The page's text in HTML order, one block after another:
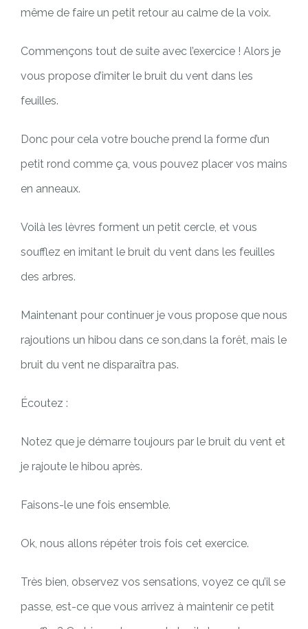
même de faire un petit retour au calme de la voix.
Commençons tout de suite avec l’exercice ! Alors je
vous propose d’imiter le bruit du vent dans les
feuilles.
Donc pour cela votre bouche prend la forme d’un
petit rond comme ça, vous pouvez placer vos mains
en anneaux.
Voilà les lèvres forment un petit cercle, et vous
soufflez en imitant le bruit du vent dans les feuilles
des arbres.
Maintenant pour continuer je vous propose que nous
rajoutions un hibou dans ce son,dans la forêt, mais le
bruit du vent ne disparaîtra pas.
Écoutez :
Notez que je démarre toujours par le bruit du vent et
je rajoute le hibou après.
Faisons-le une fois ensemble.
Ok, nous allons répéter trois fois cet exercice.
Très bien, observez vos sensations, voyez ce qu’il se
passe, est-ce que vous arrivez à maintenir ce petit